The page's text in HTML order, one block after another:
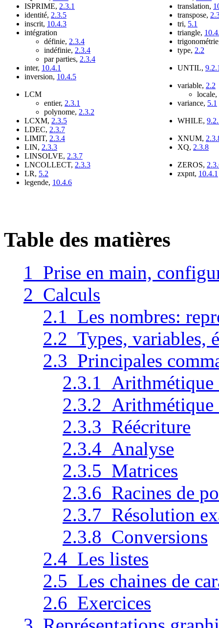
ISPRIME, 2.3.1
identité, 2.3.5
inscrit, 10.4.3
intégration
définie, 2.3.4
indéfinie, 2.3.4
par parties, 2.3.4
inter, 10.4.1
inversion, 10.4.5
LCM
entier, 2.3.1
polynome, 2.3.2
LCXM, 2.3.5
LDEC, 2.3.7
LIMIT, 2.3.4
LIN, 2.3.3
LINSOLVE, 2.3.7
LNCOLLECT, 2.3.3
LR, 5.2
legende, 10.4.6
translation,
transpose,
tri, 5.1
triangle,
type, 2.2
UNTIL,
variable, 2.2
locale,
variance, 5.1
WHILE,
XNUM,
XQ, 2.3.8
ZEROS,
zxpnt, 10.4.1
Table des matières
1 Prise en main,
2 Calculs
2.1 Les nombres:
2.2 Types, variables,
2.3 Principales
2.3.1 Arithmétique
2.3.2 Arithmétique
2.3.3 Réécriture
2.3.4 Analyse
2.3.5 Matrices
2.3.6 Racines de
2.3.7 Résolution
2.3.8 Conversions
2.4 Les listes
2.5 Les chaines de
2.6 Exercices